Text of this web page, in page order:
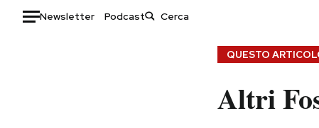
Newsletter Podcast
QUESTO
Altri